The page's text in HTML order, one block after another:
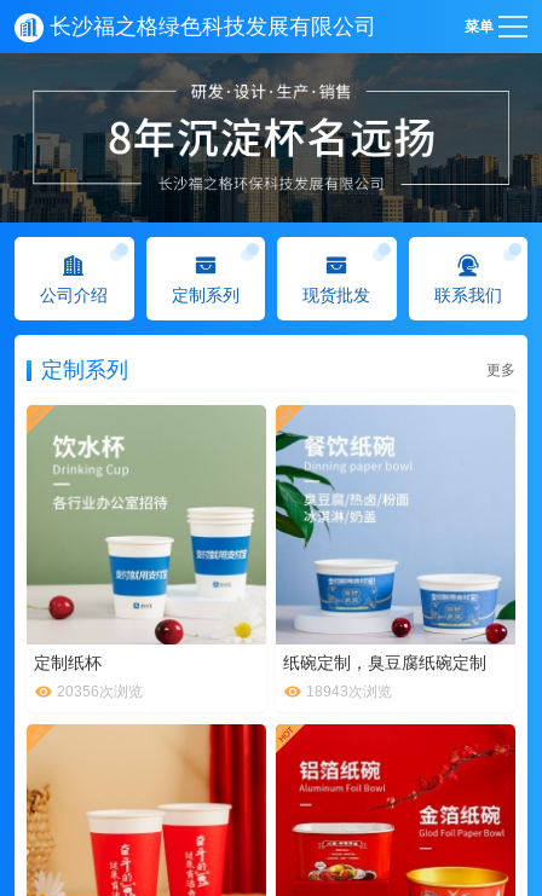
长沙福之格绿色科技发展有限公司 菜单
公司介绍 定制系列 现货批发 联系我们
定制系列 更多
定制纸杯
20356次浏览
纸碗定制，臭豆腐纸碗定制
18943次浏览